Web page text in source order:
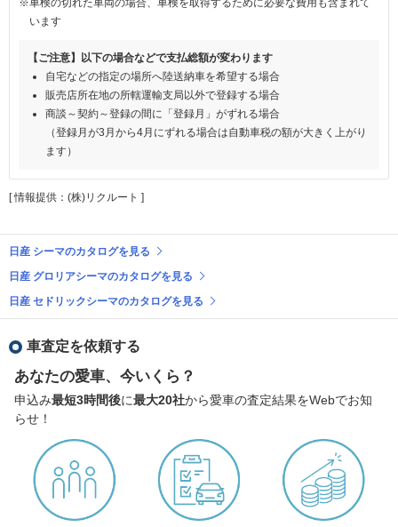
います
【ご注意】以下の場合などで支払総額が変わります
自宅などの指定の場所へ陸送納車を希望する場合
販売店所在地の所轄運輸支局以外で登録する場合
商談～契約～登録の間に「登録月」がずれる場合
（登録月が3月から4月にずれる場合は自動車税の額が大きく上がり
ます）
[ 情報提供：(株)リクルート ]
日産 シーマのカタログを見る
日産 グロリアシーマのカタログを見る
日産 セドリックシーマのカタログを見る
車査定を依頼する
あなたの愛車、今いくら？
申込み最短3時間後に最大20社から愛車の査定結果をWebでお知
らせ！